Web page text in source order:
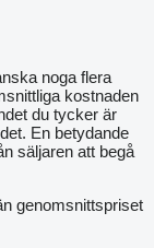
pipe
for the rack is
do not require
is patented,
15,000 ha;
(made of a
lubrication),
the same
bearings from
noga flera
kostnaden
du tycker är
En betydande
säljaren att begå
genomsnittspriset